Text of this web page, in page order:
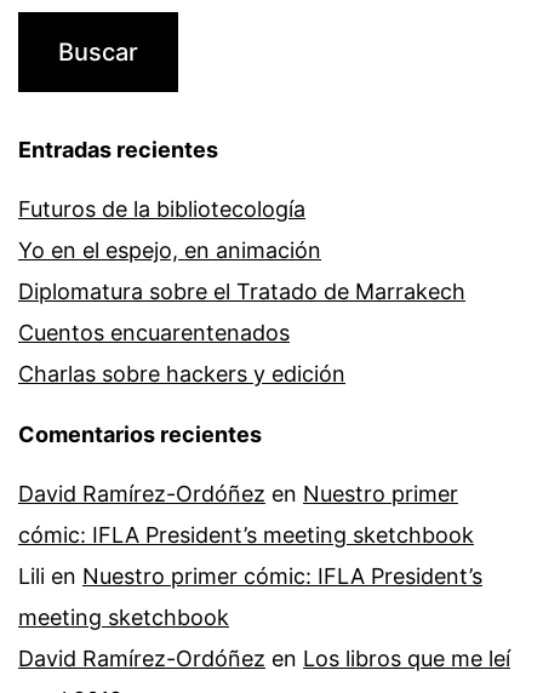
Entradas recientes
Futuros de la bibliotecología
Yo en el espejo, en animación
Diplomatura sobre el Tratado de Marrakech
Cuentos encuarentenados
Charlas sobre hackers y edición
Comentarios recientes
David Ramírez-Ordóñez en Nuestro primer
cómic: IFLA President’s meeting sketchbook
Lili en Nuestro primer cómic: IFLA President’s
meeting sketchbook
David Ramírez-Ordóñez en Los libros que me leí